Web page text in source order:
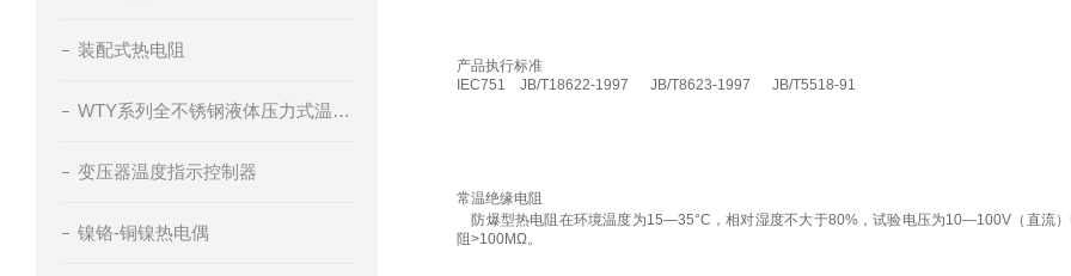
装配式热电阻
WTY系列全不锈钢液体压力式温度计
变压器温度指示控制器
镍铬-铜镍热电偶
产品执行标准
IEC751 JB/T18622-1997 JB/T8623-1997 JB/T5518-91
常温绝缘电阻
防爆型热电阻在环境温度为15—35°C，相对湿度不大于80%，试验电压为10—100V（直流
阻>100MΩ。